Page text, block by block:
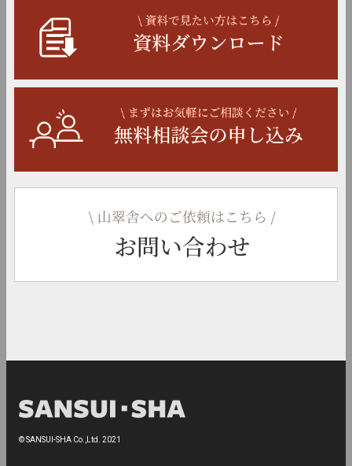
© SANSUI-SHA Co.,Ltd. 2021